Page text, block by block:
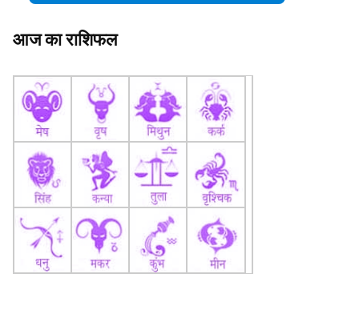
आज का राशिफल